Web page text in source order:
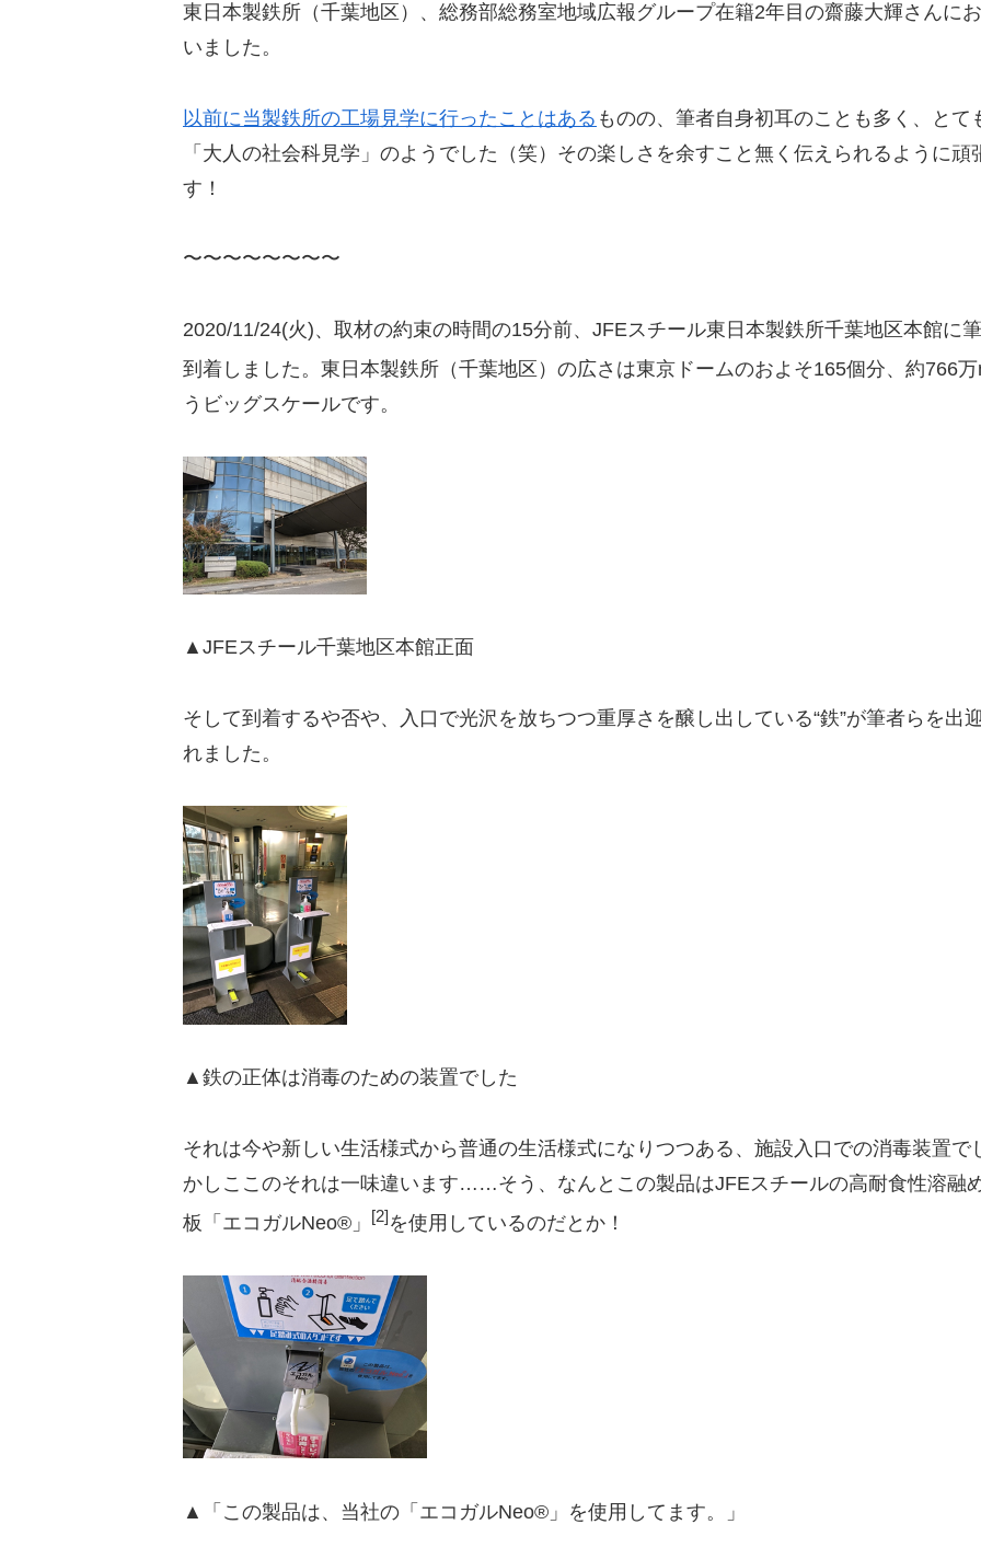
東日本製鉄所（千葉地区）、総務部総務室地域広報グループ在籍2年目の齋藤大輝さんに
いました。
以前に当製鉄所の工場見学に行ったことはある ものの、筆者自身初耳のことも多く、とて
「大人の社会科見学」のようでした（笑）その楽しさを余すこと無く伝えられるように頑
す！
〜〜〜〜〜〜〜〜
2020/11/24(火)、取材の約束の時間の15分前、JFEスチール東日本製鉄所千葉地区本館に
到着しました。東日本製鉄所（千葉地区）の広さは東京ドームのおよそ165個分、約766
うビッグスケールです。
▲JFEスチール千葉地区本館正面
そして到着するや否や、入口で光沢を放ちつつ重厚さを醸し出している“鉄”が筆者らを出
れました。
▲鉄の正体は消毒のための装置でした
それは今や新しい生活様式から普通の生活様式になりつつある、施設入口での消毒装置で
かしここのそれは一味違います……そう、なんとこの製品はJFEスチールの高耐食性溶融
板「エコガルNeo®︎」
[2]を使用しているのだとか！
▲「この製品は、当社の「エコガルNeo®︎」を使用してます。」